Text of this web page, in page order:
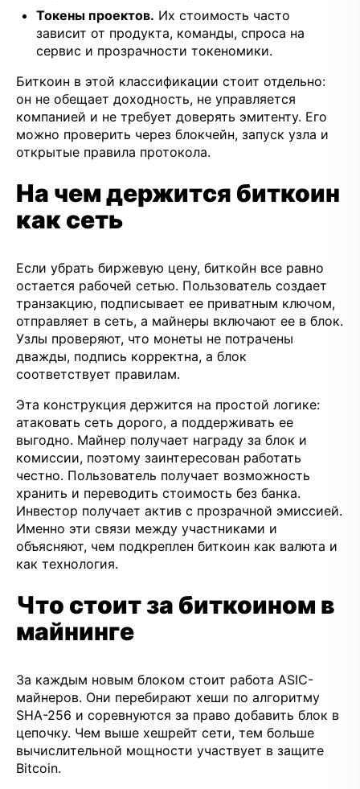
Токены проектов. Их стоимость часто
зависит от продукта, команды, спроса на
сервис и прозрачности токеномики.
Биткоин в этой классификации стоит отдельно:
он не обещает доходность, не управляется
компанией и не требует доверять эмитенту. Его
можно проверить через блокчейн, запуск узла и
открытые правила протокола.
На чем держится биткоин
как сеть
Если убрать биржевую цену, биткойн все равно
остается рабочей сетью. Пользователь создает
транзакцию, подписывает ее приватным ключом,
отправляет в сеть, а майнеры включают ее в блок.
Узлы проверяют, что монеты не потрачены
дважды, подпись корректна, а блок
соответствует правилам.
Эта конструкция держится на простой логике:
атаковать сеть дорого, а поддерживать ее
выгодно. Майнер получает награду за блок и
комиссии, поэтому заинтересован работать
честно. Пользователь получает возможность
хранить и переводить стоимость без банка.
Инвестор получает актив с прозрачной эмиссией.
Именно эти связи между участниками и
объясняют, чем подкреплен биткоин как валюта и
как технология.
Что стоит за биткоином в
майнинге
За каждым новым блоком стоит работа ASIC-
майнеров. Они перебирают хеши по алгоритму
SHA-256 и соревнуются за право добавить блок в
цепочку. Чем выше хешрейт сети, тем больше
вычислительной мощности участвует в защите
Bitcoin.